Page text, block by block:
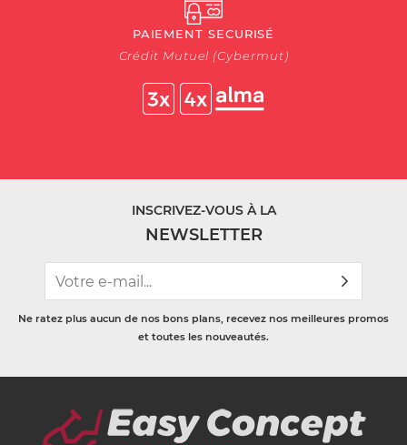
PAIEMENT SECURISÉ
Crédit Mutuel (Cybermut)
INSCRIVEZ-VOUS À LA
NEWSLETTER
Ne ratez plus aucun de nos bons plans, recevez nos meilleures promos
et toutes les nouveautés.